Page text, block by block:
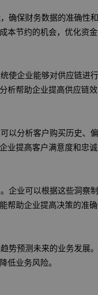
确保财务数据的准确性
节约的机会，优化资金
使企业能够对供应链进
帮助企业提高供应链效
以分析客户购买历史、
提高客户满意度和忠诚
业可以根据这些洞察制
助企业提高决策的准确
势预测未来的业务发展
低业务风险。